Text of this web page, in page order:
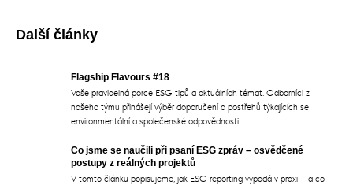
Další články
Flagship Flavours #18
Vaše pravidelná porce ESG tipů a aktuálních témat. Odborníci z
našeho týmu přinášejí výběr doporučení a postřehů týkajících se
environmentální a společenské odpovědnosti.
Co jsme se naučili při psaní ESG zpráv – osvědčené
postupy z reálných projektů
V tomto článku popisujeme, jak ESG reporting vypadá v praxi – a co